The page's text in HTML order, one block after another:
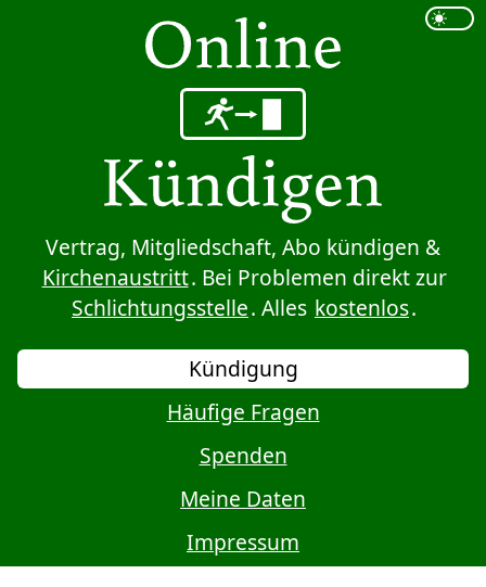
Sprung zum Inhalt
Vertrag, Mitgliedschaft, Abo kündigen &
Kirchenaustritt. Bei Problemen direkt zur
Schlichtungsstelle. Alles kostenlos.
Kündigung
Häufige Fragen
Spenden
Meine Daten
Impressum